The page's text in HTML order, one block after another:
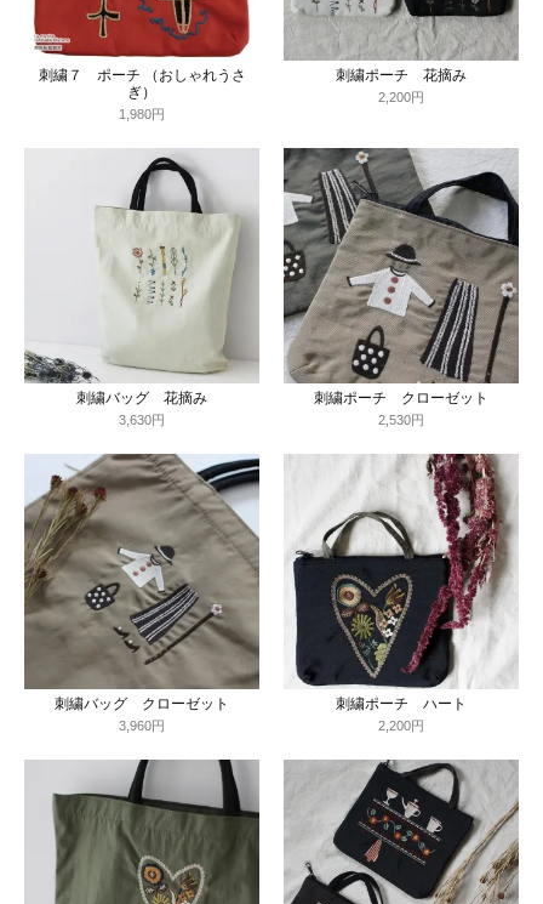
刺繍７ ポーチ （おしゃれうさ
ぎ）
1,980円
刺繍ポーチ 花摘み
2,200円
刺繍バッグ 花摘み
3,630円
刺繍ポーチ クローゼット
2,530円
刺繍バッグ クローゼット
3,960円
刺繍ポーチ ハート
2,200円